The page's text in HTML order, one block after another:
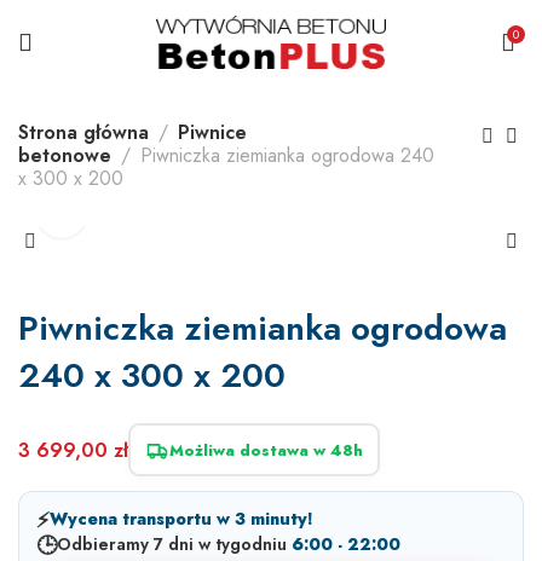
0
Strona główna
Piwnice
betonowe
Piwniczka ziemianka ogrodowa 240
x 300 x 200
Piwniczka ziemianka ogrodowa
240 x 300 x 200
3 699,00 zł Możliwa dostawa w 48h
⚡Wycena transportu w 3 minuty!
🕒Odbieramy 7 dni w tygodniu 6:00 - 22:00